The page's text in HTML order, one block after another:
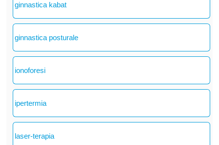
ginnastica kabat
ginnastica posturale
ionoforesi
ipertermia
laser-terapia